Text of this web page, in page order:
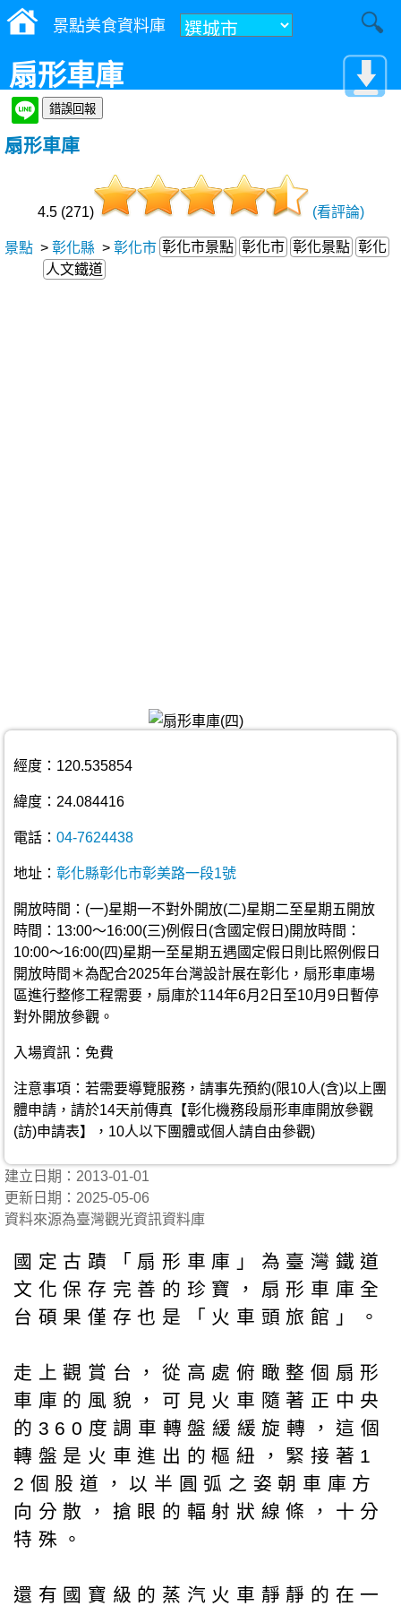
景點美食資料庫
扇形車庫
扇形車庫
4.5 (271) (看評論)
景點 > 彰化縣 > 彰化市 彰化市景點 彰化市 彰化景點 彰化
人文鐵道
經度：120.535854
緯度：24.084416
電話： 04-7624438
地址： 彰化縣彰化市彰美路一段1號
開放時間：(一)星期一不對外開放(二)星期二至星期五開放
時間：13:00～16:00(三)例假日(含國定假日)開放時間：
10:00～16:00(四)星期一至星期五遇國定假日則比照例假日
開放時間＊為配合2025年台灣設計展在彰化，扇形車庫場
區進行整修工程需要，扇庫於114年6月2日至10月9日暫停
對外開放參觀。
入場資訊：免費
注意事項：若需要導覽服務，請事先預約(限10人(含)以上團
體申請，請於14天前傳真【彰化機務段扇形車庫開放參觀
(訪)申請表】，10人以下團體或個人請自由參觀)
建立日期：2013-01-01
更新日期：2025-05-06
資料來源為臺灣觀光資訊資料庫
國定古蹟「扇形車庫」為臺灣鐵道
文化保存完善的珍寶，扇形車庫全
台碩果僅存也是「火車頭旅館」。
走上觀賞台，從高處俯瞰整個扇形
車庫的風貌，可見火車隨著正中央
的360度調車轉盤緩緩旋轉，這個
轉盤是火車進出的樞紐，緊接著1
2個股道，以半圓弧之姿朝車庫方
向分散，搶眼的輻射狀線條，十分
特殊。
還有國寶級的蒸汽火車靜靜的在一